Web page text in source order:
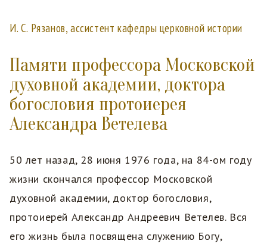
И. С. Рязанов, ассистент кафедры церковной истории
Памяти профессора Московской
духовной академии, доктора
богословия протоиерея
Александра Ветелева
50 лет назад, 28 июня 1976 года, на 84-ом году
жизни скончался профессор Московской
духовной академии, доктор богословия,
протоиерей Александр Андреевич Ветелев. Вся
его жизнь была посвящена служению Богу,